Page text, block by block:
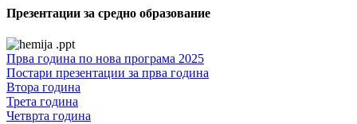
Презентации за средно образование
Прва година по нова програма 2025
Постари презентации за прва година
Втора година
Трета година
Четврта година